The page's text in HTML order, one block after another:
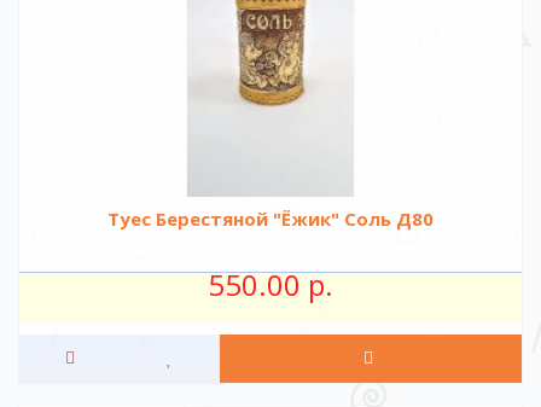
Туес Берестяной "Ёжик" Соль Д80
550.00 р.